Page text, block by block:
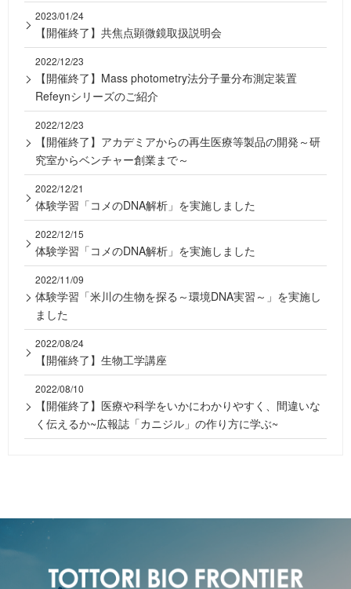
2023/01/24
【開催終了】共焦点顕微鏡取扱説明会
2022/12/23
【開催終了】Mass photometry法分子量分布測定装置
Refeynシリーズのご紹介
2022/12/23
【開催終了】アカデミアからの再生医療等製品の開発～研
究室からベンチャー創業まで～
2022/12/21
体験学習「コメのDNA解析」を実施しました
2022/12/15
体験学習「コメのDNA解析」を実施しました
2022/11/09
体験学習「米川の生物を探る～環境DNA実習～」を実施し
ました
2022/08/24
【開催終了】生物工学講座
2022/08/10
【開催終了】医療や科学をいかにわかりやすく、間違いな
く伝えるか~広報誌「カニジル」の作り方に学ぶ~